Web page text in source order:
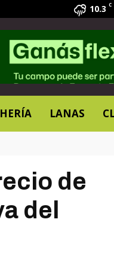
10.3 C
LANAS
de
del